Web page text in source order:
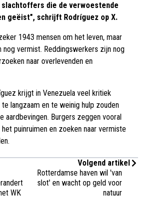
die de verwoestende
geëist", schrijft Rodríguez op X.
1943 mensen om het leven, maar
nog vermist. Reddingswerkers zijn nog
naar overlevenden en
krijgt in Venezuela veel kritiek
langzaam en te weinig hulp zouden
aardbevingen. Burgers zeggen vooral
puinruimen en zoeken naar vermiste
WK
Volgend artikel
Rotterdamse haven wil 'van
slot' en wacht op geld voor
natuur